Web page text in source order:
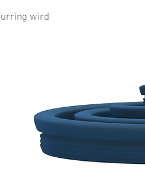
wird